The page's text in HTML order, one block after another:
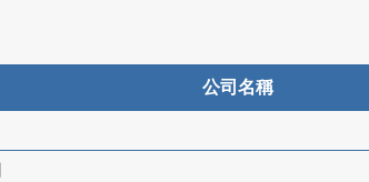
公司名稱